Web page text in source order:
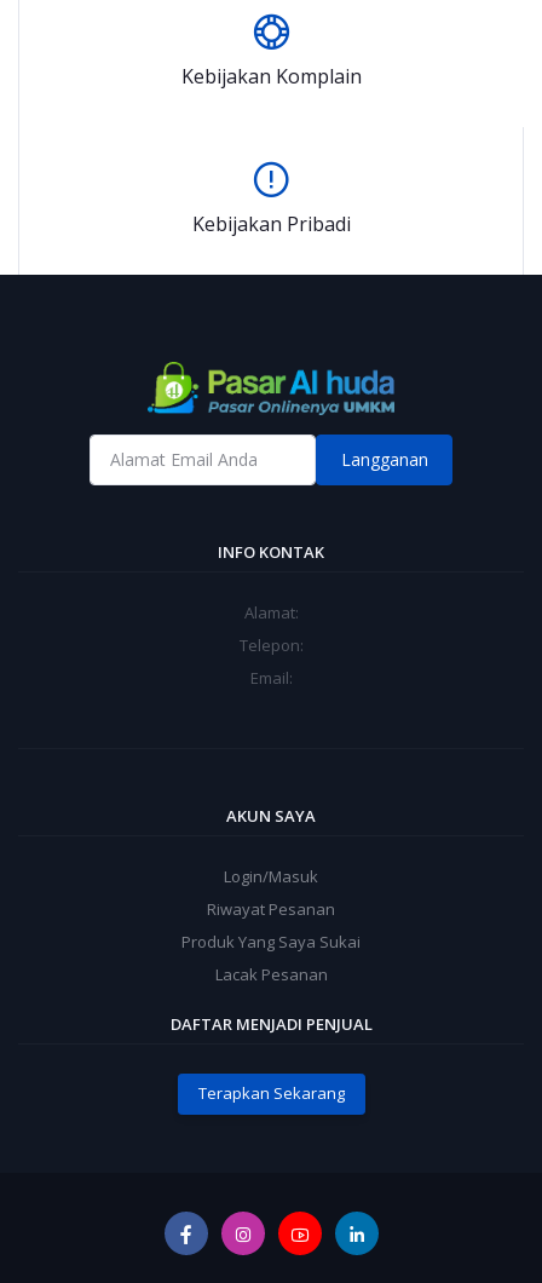
Kebijakan Komplain
Kebijakan Pribadi
Langganan
INFO KONTAK
Alamat:
Telepon:
Email:
AKUN SAYA
Login/Masuk
Riwayat Pesanan
Produk Yang Saya Sukai
Lacak Pesanan
DAFTAR MENJADI PENJUAL
Terapkan Sekarang